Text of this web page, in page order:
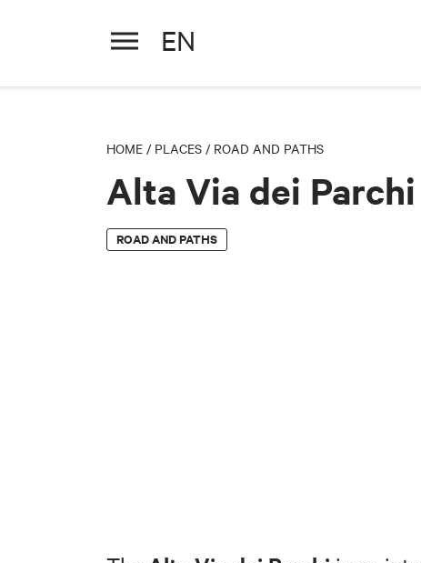
EN
HOME / PLACES / ROAD AND PATHS
Alta Via dei Parchi
ROAD AND PATHS